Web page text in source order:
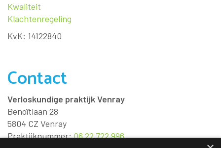
Kwaliteit
Klachtenregeling
KvK: 14122840
Contact
Verloskundige praktijk Venray
Benoïtlaan 28
5804 CZ Venray
Praktijknummer:06 22 722 996